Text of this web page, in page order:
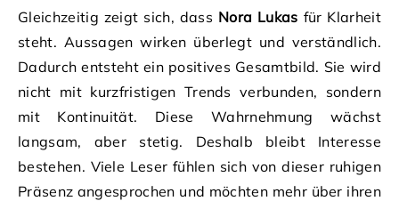
Gleichzeitig zeigt sich, dass Nora Lukas für Klarheit
steht. Aussagen wirken überlegt und verständlich.
Dadurch entsteht ein positives Gesamtbild. Sie wird
nicht mit kurzfristigen Trends verbunden, sondern
mit Kontinuität. Diese Wahrnehmung wächst
langsam, aber stetig. Deshalb bleibt Interesse
bestehen. Viele Leser fühlen sich von dieser ruhigen
Präsenz angesprochen und möchten mehr über ihren